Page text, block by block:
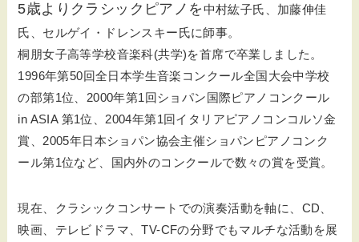
5歳よりクラシックピアノを中村紘子氏、加藤伸佳
氏、セルゲイ・ドレンスキー氏に師事。
桐朋女子高等学校音楽科(共学)を首席で卒業しました。
1996年第50回全日本学生音楽コンクール全国大会中学校
の部第1位、2000年第1回ショパン国際ピアノコンクール
in ASIA 第1位、2004年第1回イタリアピアノコンコルソ金
賞、2005年日本ショパン協会主催ショパンピアノコンク
ール第1位など、国内外のコンクールで数々の賞を受賞。
現在、クラシックコンサートでの演奏活動を軸に、CD、
映画、テレビドラマ、TV-CFの分野でもマルチな活動を展